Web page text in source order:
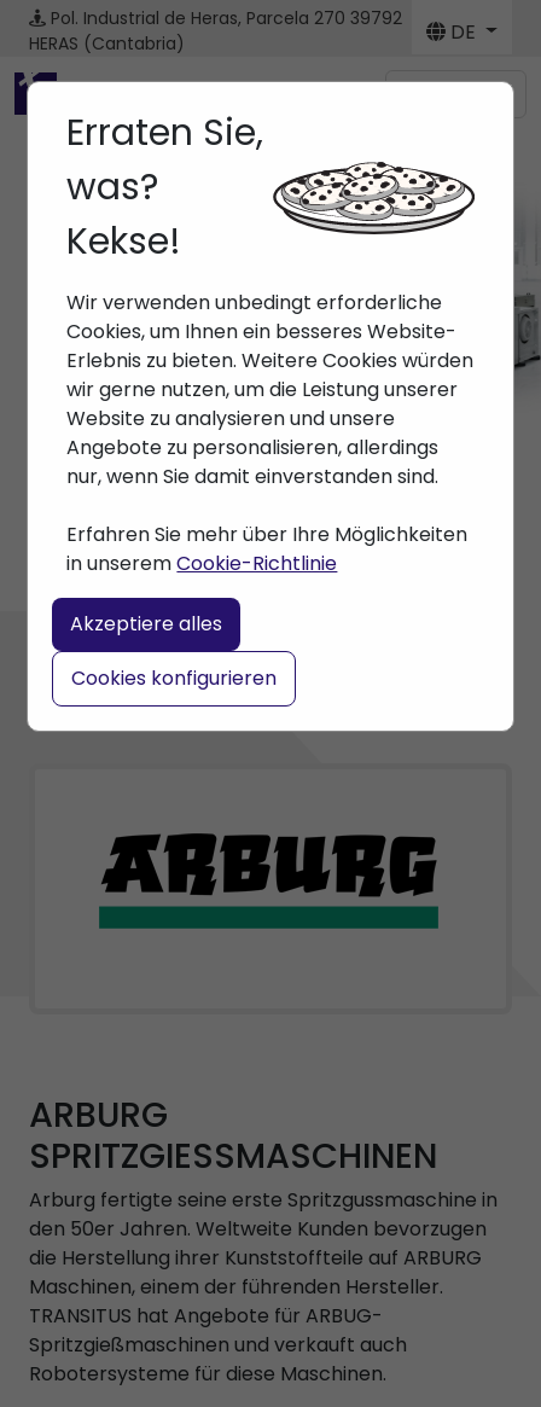
Pol. Industrial de Heras, Parcela 270 39792
HERAS (Cantabria)
DE
Menú
Anfang> Marken > ARBURG
Erraten Sie,
was?
Kekse!
Wir verwenden unbedingt erforderliche
Cookies, um Ihnen ein besseres Website-
Erlebnis zu bieten. Weitere Cookies würden
wir gerne nutzen, um die Leistung unserer
Website zu analysieren und unsere
Angebote zu personalisieren, allerdings
nur, wenn Sie damit einverstanden sind.
Erfahren Sie mehr über Ihre Möglichkeiten
in unseremCookie-Richtlinie
Akzeptiere alles
Cookies konfigurieren
ARBURG
SPRITZGIESSMASCHINEN
Arburg fertigte seine erste Spritzgussmaschine in
den 50er Jahren. Weltweite Kunden bevorzugen
die Herstellung ihrer Kunststoffteile auf ARBURG
Maschinen, einem der führenden Hersteller.
TRANSITUS hat Angebote für ARBUG-
Spritzgießmaschinen und verkauft auch
Robotersysteme für diese Maschinen.